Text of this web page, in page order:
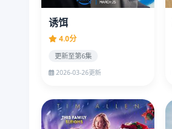
诱饵
4.0分
更新至第6集
2026-03-26更新